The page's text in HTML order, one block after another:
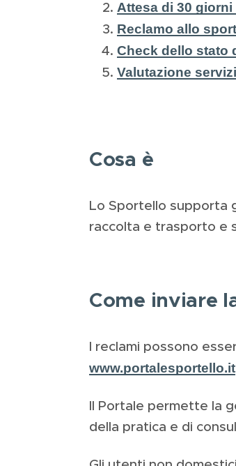
Attesa di 30
Reclamo allo
Check dello stato
Valutazione
Cosa è
Lo Sportello supporta
raccolta e trasporto e
Come inviare
I reclami possono
www.portalesportello.it
Il Portale permette la
della pratica e di